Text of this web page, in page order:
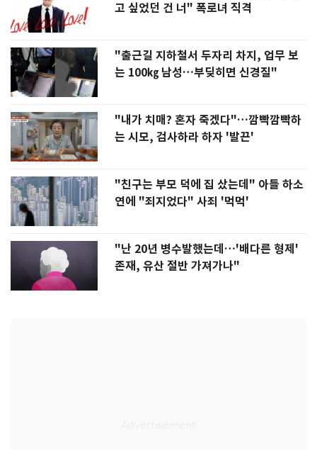
고 싶었던 건 너" 폭로녀 직격
"출근길 지하철서 두자리 차지, 업무 보
는 100㎏ 남성…부딪히면 신경질"
"내가 치매? 혼자 죽겠다"…깜빡깜빡하
는 시모, 검사하라 하자 '발끈'
"친구는 부모 덕에 집 샀는데" 아들 하소
연에 "죄지었다" 사죄 '먹먹'
"난 20년 병수발했는데…'배다른 형제'
존재, 유산 절반 가져가나"